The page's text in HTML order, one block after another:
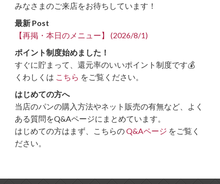
みなさまのご来店をお待ちしています！
最新 Post
【再掲・本日のメニュー】 (2026/8/1)
ポイント制度始めました！
すぐに貯まって、還元率のいいポイント制度です💰
くわしくは こちら をご覧ください。
はじめての方へ
当店のパンの購入方法やネット販売の有無など、よく
ある質問をQ&Aページにまとめています。
はじめての方はまず、こちらのQ&Aページ をご覧く
ださい。